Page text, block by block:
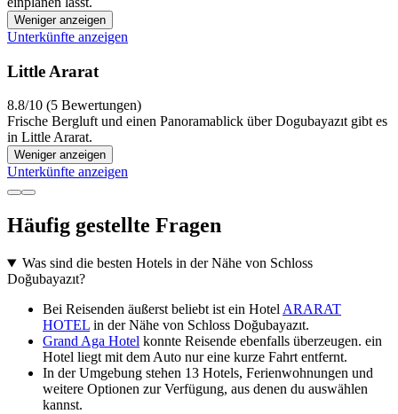
Weniger anzeigen
Unterkünfte anzeigen
Little Ararat
8.8/10 (5 Bewertungen)
Frische Bergluft und einen Panoramablick über Dogubayazıt gibt es
in Little Ararat.
Weniger anzeigen
Unterkünfte anzeigen
Häufig gestellte Fragen
Was sind die besten Hotels in der Nähe von Schloss
Doğubayazıt?
Bei Reisenden äußerst beliebt ist ein Hotel ARARAT
HOTEL in der Nähe von Schloss Doğubayazıt.
Grand Aga Hotel konnte Reisende ebenfalls überzeugen. ein
Hotel liegt mit dem Auto nur eine kurze Fahrt entfernt.
In der Umgebung stehen 13 Hotels, Ferienwohnungen und
weitere Optionen zur Verfügung, aus denen du auswählen
kannst.